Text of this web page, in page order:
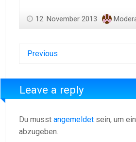
12. November 2013
Previous
Leave a reply
Du musst angemeldet sein, um
abzugeben.